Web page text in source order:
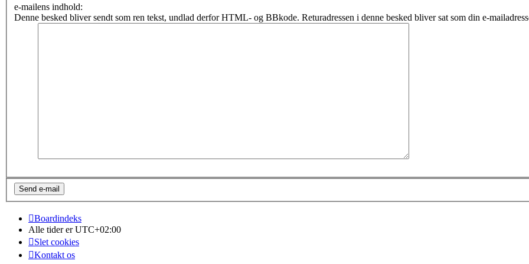
e-mailens indhold:
Denne besked bliver sendt som ren tekst, undlad derfor HTML- og BBkode. Returadressen i denne besked bliver sat som din e-
Boardindeks
Alle tider erUTC+02:00
Slet cookies
Kontakt os